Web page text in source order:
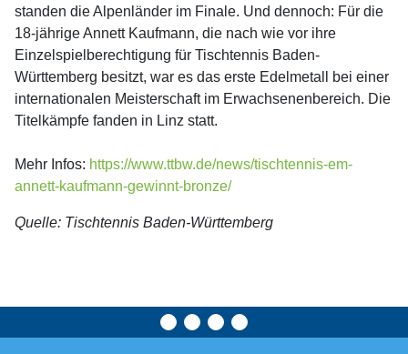
standen die Alpenländer im Finale. Und dennoch: Für die
18-jährige Annett Kaufmann, die nach wie vor ihre
Einzelspielberechtigung für Tischtennis Baden-
Württemberg besitzt, war es das erste Edelmetall bei einer
internationalen Meisterschaft im Erwachsenenbereich. Die
Titelkämpfe fanden in Linz statt.
Mehr Infos: https://www.ttbw.de/news/tischtennis-em-
annett-kaufmann-gewinnt-bronze/
Quelle: Tischtennis Baden-Württemberg